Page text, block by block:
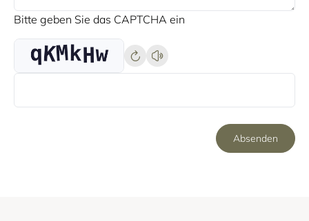
Bitte geben Sie das CAPTCHA ein
Absenden